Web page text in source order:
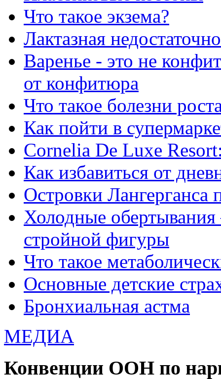
Что такое экзема?
Лактазная
Варенье - это не
от конфитюра
Что такое болезни
Как пойти в
Сornelia De Luxe
Как избавиться от
Островки
Холодные обертывания
стройной фигуры
Что такое
Основные детские
Бронхиальная астма
МЕДИА
Конвенции ООН по